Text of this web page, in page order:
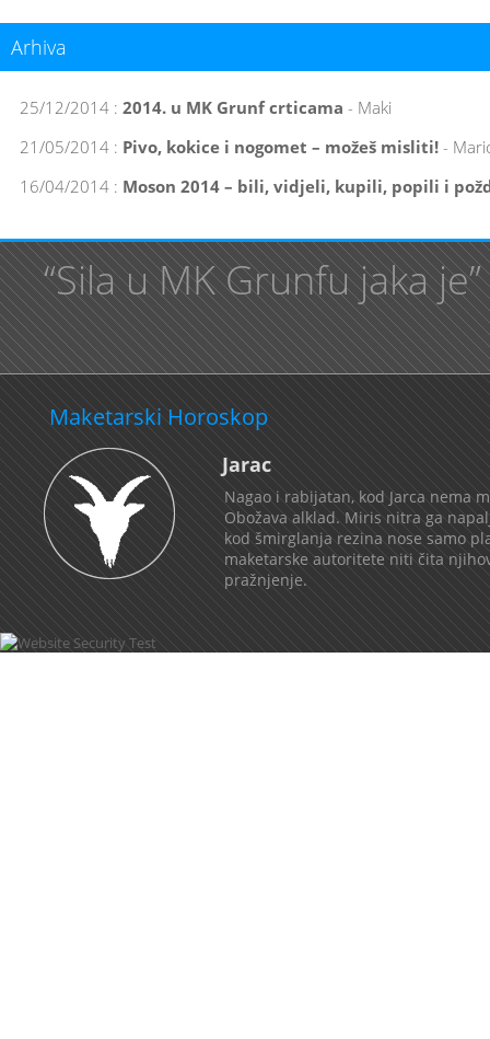
Arhiva
25/12/2014 : 2014. u MK Grunf crticama - Maki
21/05/2014 : Pivo, kokice i nogomet – možeš misliti! -
16/04/2014 : Moson 2014 – bili, vidjeli, kupili, popili i
“Sila u MK Grunfu jaka
Maketarski Horoskop
Jarac
Nagao i rabijatan, kod Jarca nema
Obožava alklad. Miris nitra ga
kod šmirglanja rezina nose samo
maketarske autoritete niti čita
pražnjenje.